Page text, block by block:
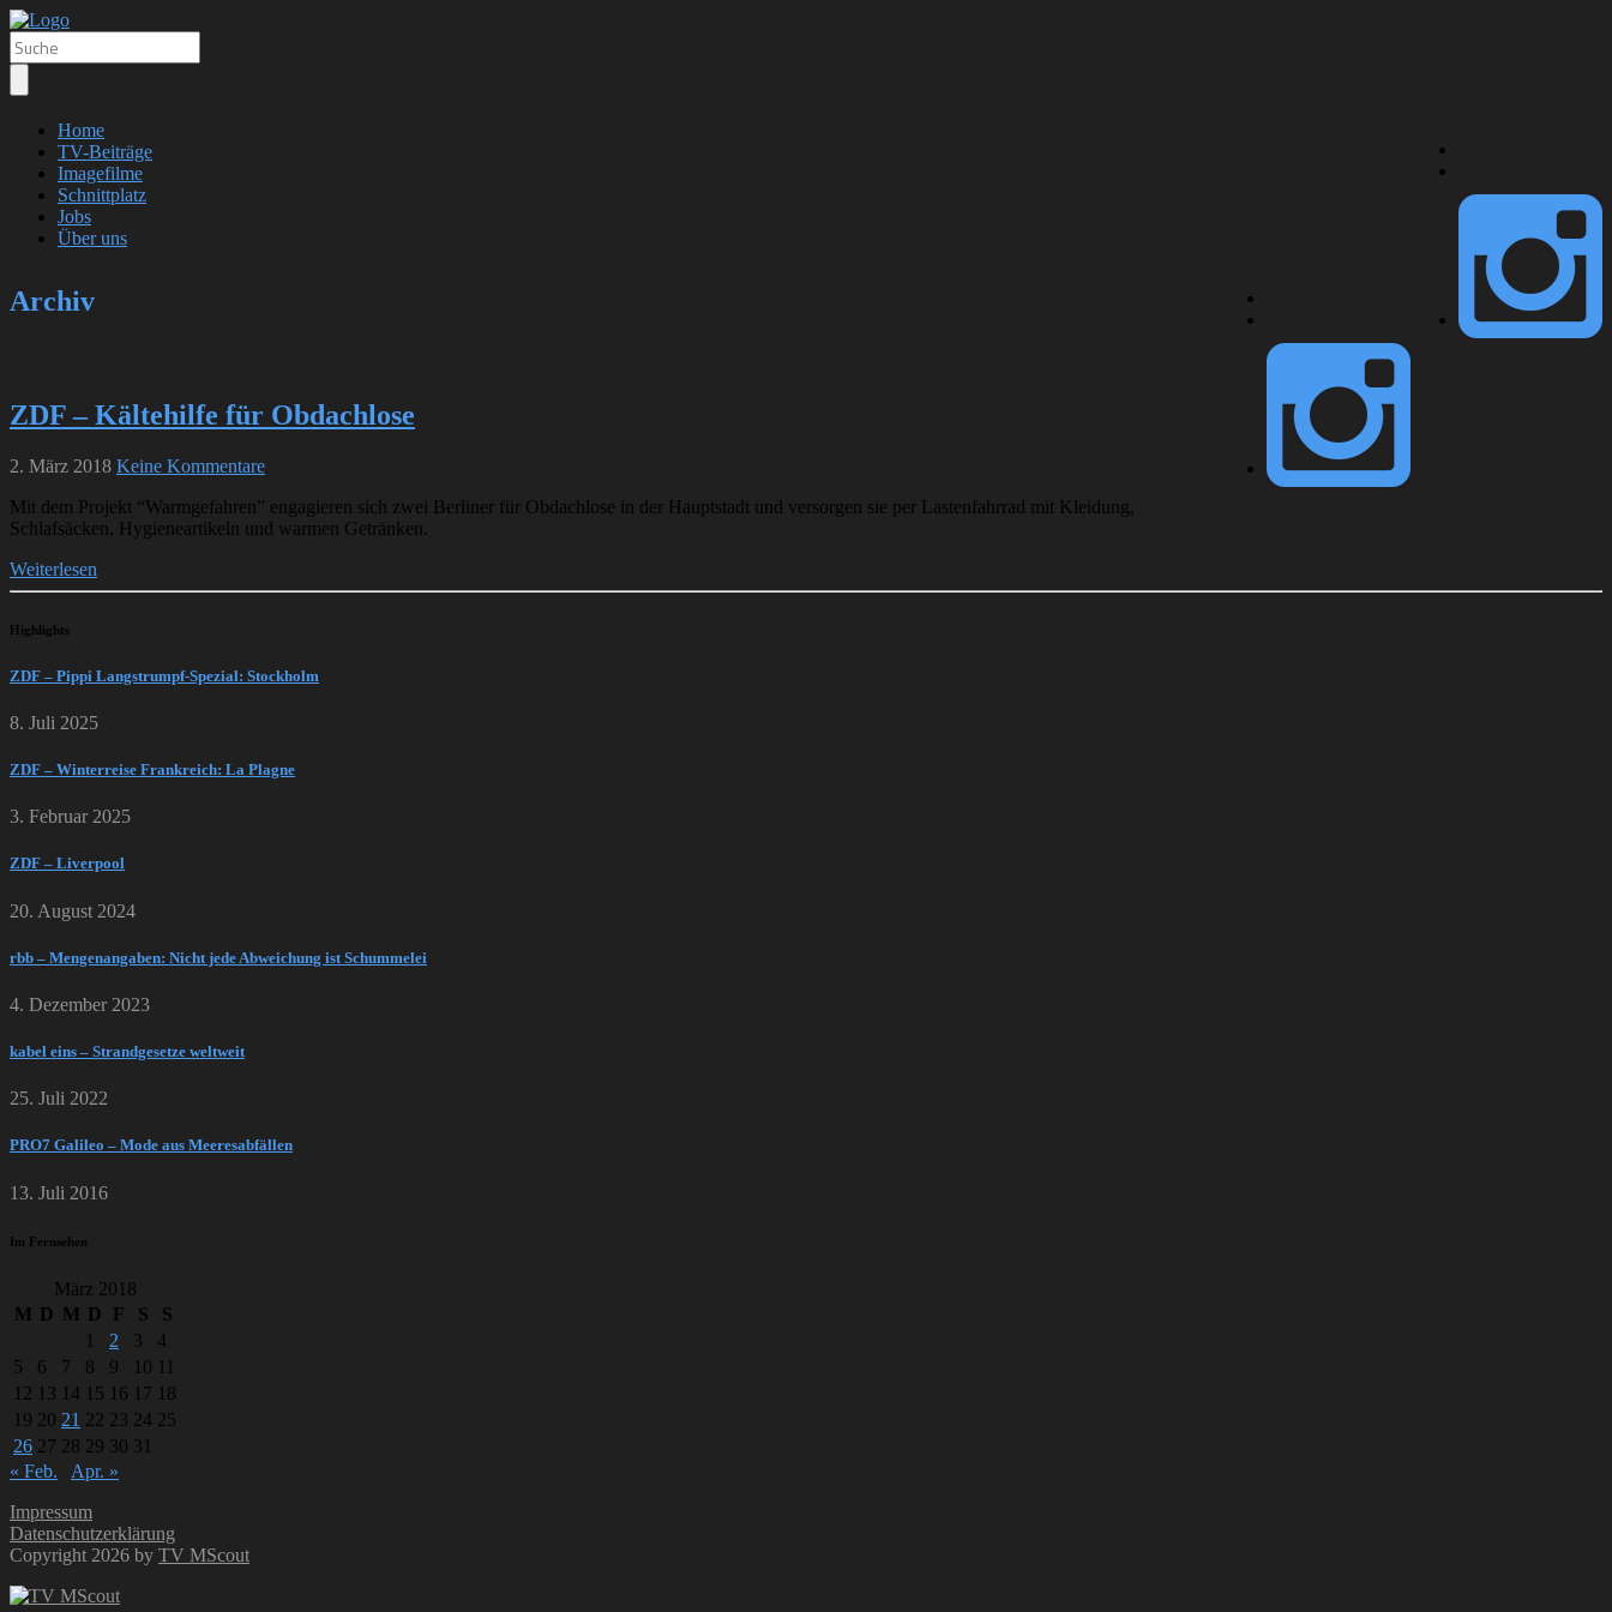
Home
TV-Beiträge
Imagefilme
Schnittplatz
Jobs
Über uns
Archiv
ZDF – Kältehilfe für Obdachlose
2. März 2018 Keine Kommentare
Mit dem Projekt “Warmgefahren” engagieren sich zwei Berliner für Obdachlose in der Hauptstadt und versorgen sie per Lastenfahrrad mit Kleidung,
Schlafsäcken, Hygieneartikeln und warmen Getränken.
Weiterlesen
Highlights
ZDF – Pippi Langstrumpf-Spezial: Stockholm
8. Juli 2025
ZDF – Winterreise Frankreich: La Plagne
3. Februar 2025
ZDF – Liverpool
20. August 2024
rbb – Mengenangaben: Nicht jede Abweichung ist Schummelei
4. Dezember 2023
kabel eins – Strandgesetze weltweit
25. Juli 2022
PRO7 Galileo – Mode aus Meeresabfällen
13. Juli 2016
Im Fernsehen
März 2018
M D M D F S
S
1
2 3
4
5
6 7 8 9 10 11
12 13 14 15 16 17 18
19 20 21 22 23 24 25
26 27 28 29 30 31
« Feb.
Apr. »
Impressum
Datenschutzerklärung
Copyright 2026 by TV MScout